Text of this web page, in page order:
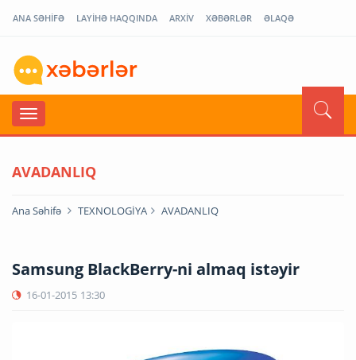
ANA SƏHİFƏ LAYİHƏ HAQQINDA ARXİV XƏBƏRLƏR ƏLAQƏ
AVADANLIQ
Ana Səhifə TEXNOLOGİYA AVADANLIQ
Samsung BlackBerry-ni almaq istəyir
16-01-2015 13:30